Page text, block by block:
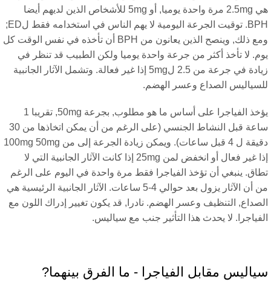
هي 2.5mg مرة واحدة يوميا, أو 5mg للأشخاص الذين لديهم أيضا
BPH. توقيت الجرعة اليومية لا يهم الناس في استخدامه فقط لED;
ومع ذلك, وينصح الذين يعانون من BPH أن تأخذه في نفس الوقت كل
لا تأخذ أكثر من جرعة واحدة يوميا ولكن الطبيب قد تنظر في
زيادة في جرعة من 2.5 ل5mg إذا غير فعالة. وتشمل الآثار الجانبية
الصداع وعسر الهضم.
يؤخذ الفياجرا على أساس ما هو مطلوب, بجرعة 50mg, تقريبا 1
ساعة قبل النشاط الجنسي (على الرغم من أن يمكن اتخاذها من 30
دقيقة ل 4 قبل ساعات). ويمكن زيادة الجرعة إلى من 100mg 50mg
إذا غير فعال أو انخفض لمن 25mg إذا كانت الآثار الجانبية التي لا
ينبغي أن تؤخذ الفياجرا فقط مرة واحدة في اليوم على الرغم
من أن الآثار يزول بعد حوالي 4-5 ساعات. الآثار الجانبية الرئيسية هي
التنظيف وعسر الهضم. نادرا, قد يكون تغيير إدراك اللون مع
لا يحدث هذا التأثير جنب مع سياليس.
مقابل الفياجرا - ما الفرق بينهما?